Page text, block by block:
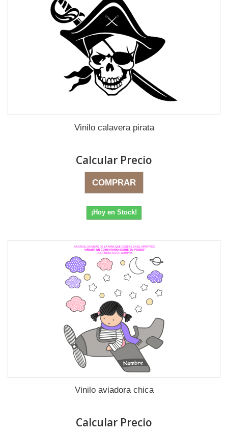
Vinilo calavera pirata
Calcular Precio
COMPRAR
¡Hoy en Stock!
Vinilo aviadora chica
Calcular Precio